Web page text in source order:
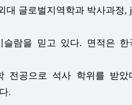
대 글로벌지역학과 박사과정,
람을 믿고 있다. 면적은 한
전공으로 석사 학위를 받
.